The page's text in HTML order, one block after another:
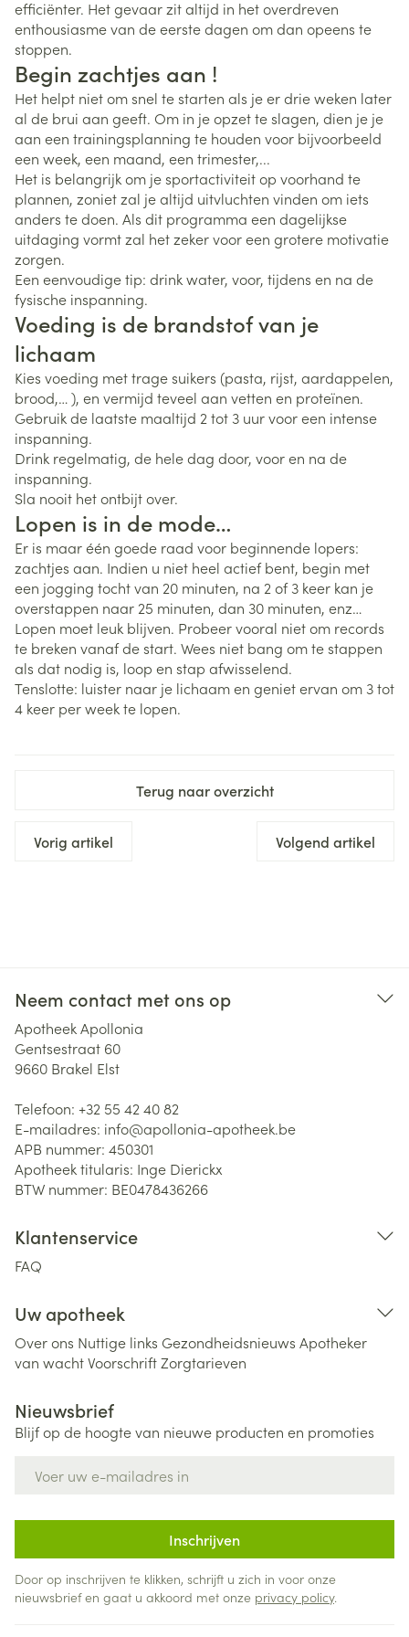
efficiënter. Het gevaar zit altijd in het overdreven
enthousiasme van de eerste dagen om dan opeens te
stoppen.
Begin zachtjes aan !
Het helpt niet om snel te starten als je er drie weken later
al de brui aan geeft. Om in je opzet te slagen, dien je je
aan een trainingsplanning te houden voor bijvoorbeeld
een week, een maand, een trimester,...
Het is belangrijk om je sportactiviteit op voorhand te
plannen, zoniet zal je altijd uitvluchten vinden om iets
anders te doen. Als dit programma een dagelijkse
uitdaging vormt zal het zeker voor een grotere motivatie
zorgen.
Een eenvoudige tip: drink water, voor, tijdens en na de
fysische inspanning.
Voeding is de brandstof van je
lichaam
Kies voeding met trage suikers (pasta, rijst, aardappelen,
brood,… ), en vermijd teveel aan vetten en proteïnen.
Gebruik de laatste maaltijd 2 tot 3 uur voor een intense
inspanning.
Drink regelmatig, de hele dag door, voor en na de
inspanning.
Sla nooit het ontbijt over.
Lopen is in de mode…
Er is maar één goede raad voor beginnende lopers:
zachtjes aan. Indien u niet heel actief bent, begin met
een jogging tocht van 20 minuten, na 2 of 3 keer kan je
overstappen naar 25 minuten, dan 30 minuten, enz…
Lopen moet leuk blijven. Probeer vooral niet om records
te breken vanaf de start. Wees niet bang om te stappen
als dat nodig is, loop en stap afwisselend.
Tenslotte: luister naar je lichaam en geniet ervan om 3 tot
4 keer per week te lopen.
Terug naar overzicht
Vorig artikel Volgend artikel
Neem contact met ons op
Apotheek Apollonia
Gentsestraat 60
9660 Brakel Elst
Telefoon: +32 55 42 40 82
E-mailadres: info@apollonia-apotheek.be
APB nummer: 450301
Apotheek titularis: Inge Dierickx
BTW nummer: BE0478436266
Klantenservice
FAQ
Uw apotheek
Over ons Nuttige links Gezondheidsnieuws Apotheker
van wachtVoorschriftZorgtarieven
Nieuwsbrief
Blijf op de hoogte van nieuwe producten en promoties
Inschrijven
Door op inschrijven te klikken, schrijft u zich in voor onze
nieuwsbrief en gaat u akkoord met onze privacy policy.